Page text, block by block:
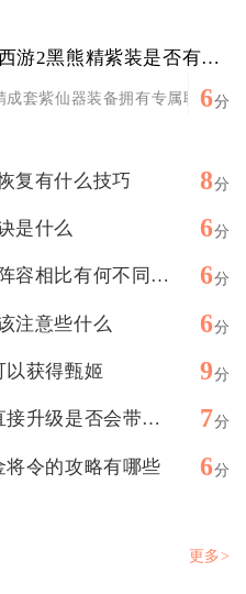
乱斗西游2黑熊精紫装是否有特殊效果
成套紫仙器装备拥有专属联动特
6分
复有什么技巧 8分
是什么 6分
大掌门剑神组与其他阵容相比有何不同之处 6分
注意些什么 6分
以获得甄姬 9分
影之刃3穿梭之人的直接升级是否会带来哪些好处 7分
令的攻略有哪些 6分
更多>